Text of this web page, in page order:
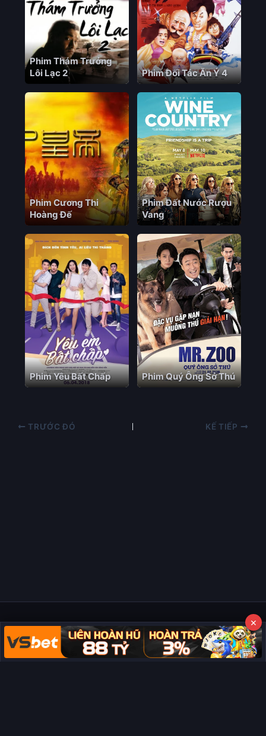
Phim Thám Trưởng
Lôi Lạc 2
Phim Đối Tác Ăn Ý 4
Phim Cương Thi
Hoàng Đế
Phim Đất Nước Rượu
Vang
Phim Yêu Bất Chấp Phim Quý Ông Sở Thú
TRƯỚC ĐÓ KẾ TIẾP
Copyright © 2026 Phim Full HD
×